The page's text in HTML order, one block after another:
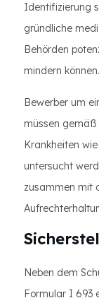
Identifizierung
gründliche
Behörden
mindern können.
Bewerber um
müssen
Krankheiten
untersucht
zusammen mit
Neben dem
Formular I 693